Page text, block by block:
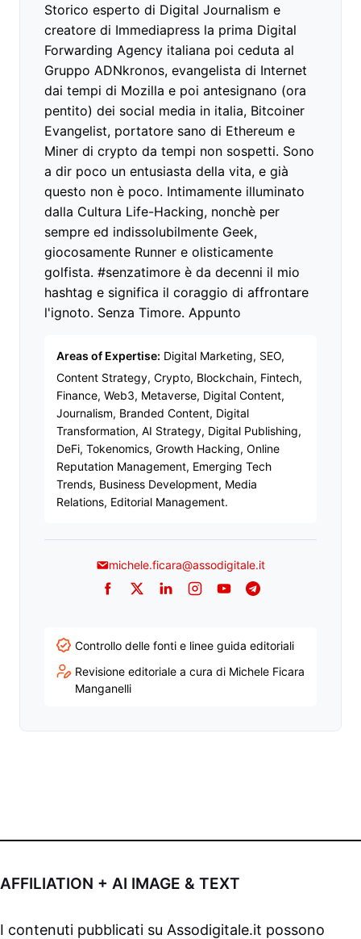
Storico esperto di Digital Journalism e
creatore di Immediapress la prima Digital
Forwarding Agency italiana poi ceduta al
Gruppo ADNkronos, evangelista di Internet
dai tempi di Mozilla e poi antesignano (ora
pentito) dei social media in italia, Bitcoiner
Evangelist, portatore sano di Ethereum e
Miner di crypto da tempi non sospetti. Sono
a dir poco un entusiasta della vita, e già
questo non è poco. Intimamente illuminato
dalla Cultura Life-Hacking, nonchè per
sempre ed indissolubilmente Geek,
giocosamente Runner e olisticamente
golfista. #senzatimore è da decenni il mio
hashtag e significa il coraggio di affrontare
l'ignoto. Senza Timore. Appunto
Areas of Expertise: Digital Marketing, SEO,
Content Strategy, Crypto, Blockchain, Fintech,
Finance, Web3, Metaverse, Digital Content,
Journalism, Branded Content, Digital
Transformation, AI Strategy, Digital Publishing,
DeFi, Tokenomics, Growth Hacking, Online
Reputation Management, Emerging Tech
Trends, Business Development, Media
Relations, Editorial Management.
michele.ficara@assodigitale.it
Facebook
TwitterLinkedInInstagram
YouTubeTelegram
Controllo delle fonti e linee guida editoriali
Revisione editoriale a cura di Michele Ficara
Manganelli
AFFILIATION + AI IMAGE & TEXT
I contenuti pubblicati su Assodigitale.it possono